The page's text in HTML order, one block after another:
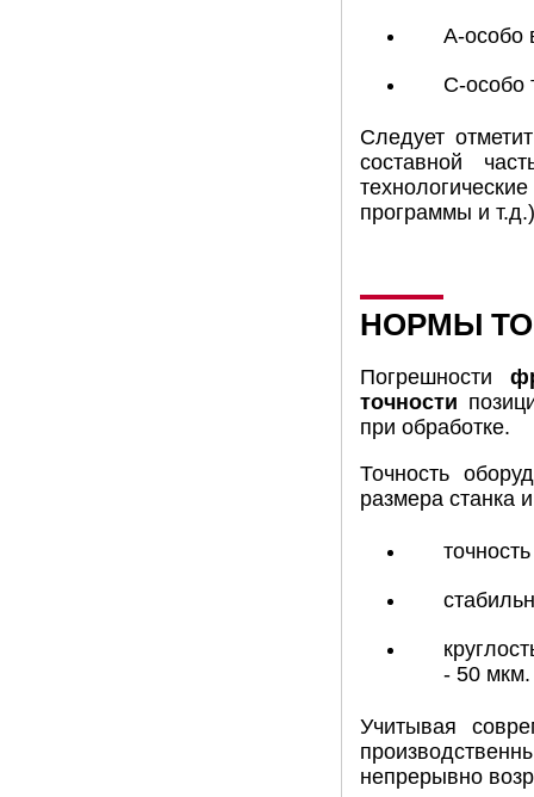
А-особо
С-особо
Следует
составной
программы и
НОРМЫ
Погрешности
точности
при обработке.
Точность
размера станка
- 50 мкм.
Учитывая
непрерывно